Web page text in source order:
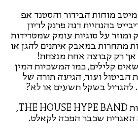
מוחות הבידור והסטנד אפ
בהנחיית דנה פרנק לדיון
ומוזר על סוגיות עומק שמטרידות
מתחרות במאבק איתנים להגן או
אך רק קבוצה אחת מנצחת!
קלילים, כמו המשכיות המין
הביטול ועוד, הגיעה תורה של
בשקל תשעים או לא?
כרגיל, הדיבייט בחסות THE HOUSE HYPE BAND,
האגדית שכבר הפכה לקאלט.